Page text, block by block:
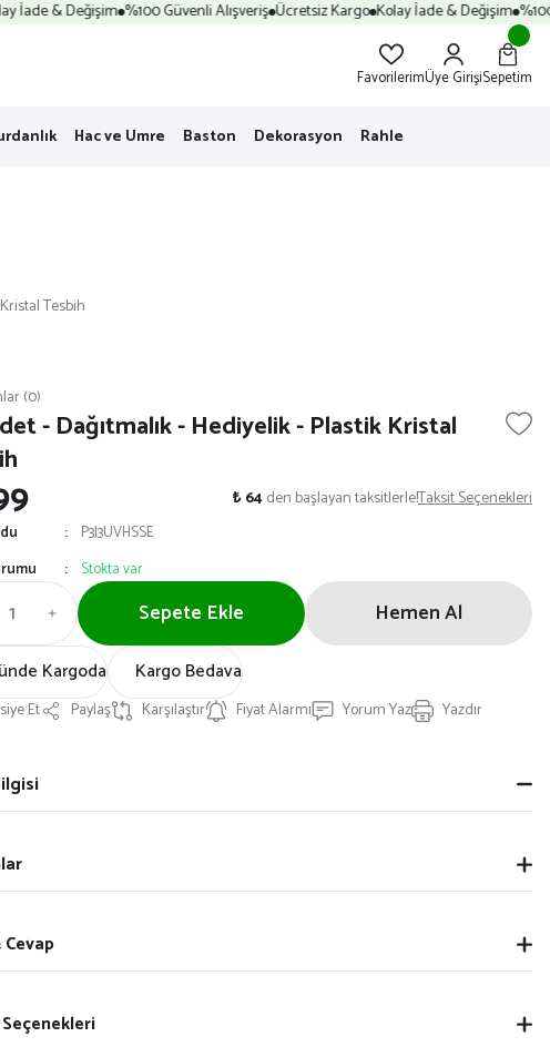
İade & Değişim %100 Güvenli Alışveriş Ücretsiz Kargo Kolay İade & Değişim %100
FavorilerimÜye GirişiSepetim
Hac ve Umre Baston Dekorasyon Rahle
Tesbih
(0)
- Dağıtmalık - Hediyelik - Plastik Kristal
₺ 64den başlayan taksitlerle!Taksit Seçenekleri
P3J3UVHSSE
Stokta var
Sepete Ekle Hemen Al
Kargoda Kargo Bedava
Et Paylaş Karşılaştır Fiyat Alarmı Yorum Yaz Yazdır